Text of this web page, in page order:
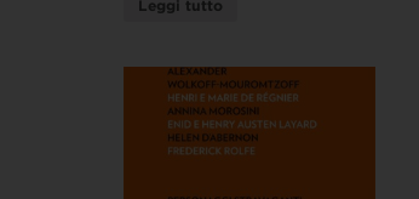
Leggi tutto